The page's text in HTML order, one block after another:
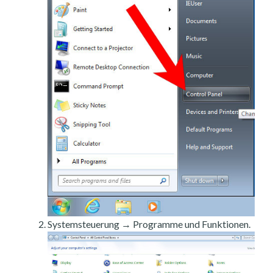
Systemsteuerung → Programme und Funktionen.